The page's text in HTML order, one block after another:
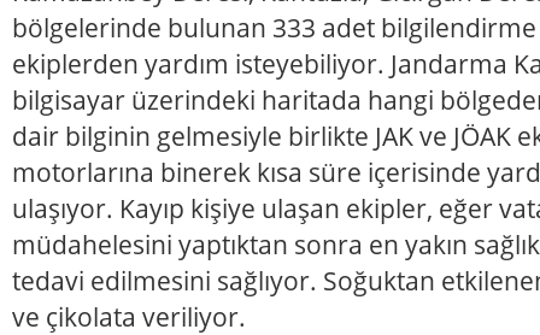
bölgelerinde bulunan 333 adet bilgilendirme
ekiplerden yardım isteyebiliyor. Jandarma
bilgisayar üzerindeki haritada hangi
dair bilginin gelmesiyle birlikte JAK ve JÖAK
motorlarına binerek kısa süre içerisinde
ulaşıyor. Kayıp kişiye ulaşan ekipler, eğer
müdahelesini yaptıktan sonra en yakın
tedavi edilmesini sağlıyor. Soğuktan
ve çikolata veriliyor.